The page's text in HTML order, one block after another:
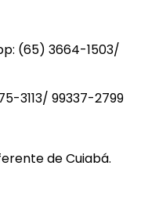
(65) 3664-1503/
3113/ 99337-2799
de Cuiabá.